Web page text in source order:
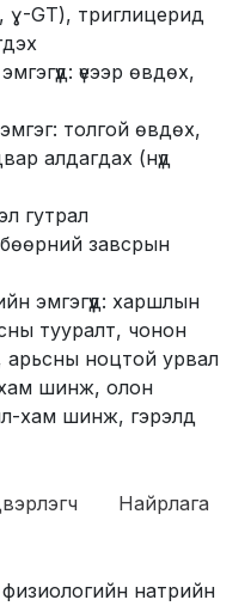
ɣ-GT), триглицерид
үеээр өвдөх,
толгой өвдөх,
алдагдах (нүд
гутрал
бөөрний завсрын
эмгэгүүд: харшлын
тууралт, чонон
арьсны ноцтой урвал
шинж, олон
хам шинж, гэрэлд
Найрлага
натрийн